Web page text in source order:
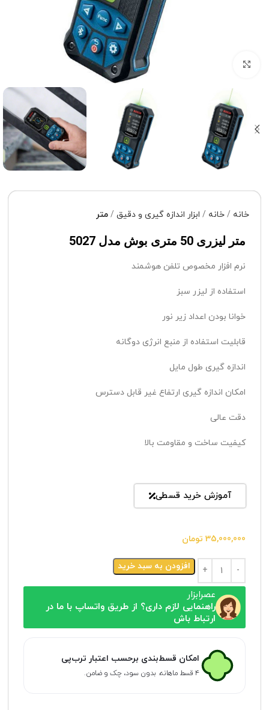
برای بزرگنمایی کلیک کنید
خانه خانه ابزار اندازه گیری و دقیق متر
متر لیزری 50 متری بوش مدل 5027
نرم افزار مخصوص تلفن هوشمند
استفاده از لیزر سبز
خوانا بودن اعداد زیر نور
قابلیت استفاده از منبع انرژی دوگانه
اندازه گیری طول مایل
امکان اندازه گیری ارتفاع غیر قابل دسترس
دقت عالی
کیفیت ساخت و مقاومت بالا
آموزش خرید قسطی
35,000,000 تومان
افزودن به سبد خرید
عصرابزار
راهنمایی لازم داری؟ از طریق واتساپ با ما در
ارتباط باش
امکان قسط‌بندی برحسب اعتبار ترب‌پی
۴ قسط ماهانه. بدون سود، چک و ضامن.